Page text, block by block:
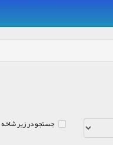
جستجو در زیر شاخه